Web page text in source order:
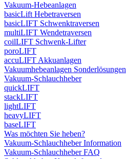
Vakuum-Hebeanlagen
basicLift Hebetraversen
basicLIFT Schwenktraversen
multiLIFT Wendetraversen
coilLIFT Schwenk-Lifter
poroLIFT
accuLIFT Akkuanlagen
Vakuumhebeanlagen Sonderlösungen
Vakuum-Schlauchheber
quickLIFT
stackLIFT
lightLIFT
heavyLIFT
baseLIFT
Was möchten Sie heben?
Vakuum-Schlauchheber Information
Vakuum-Schlauchheber FAQ